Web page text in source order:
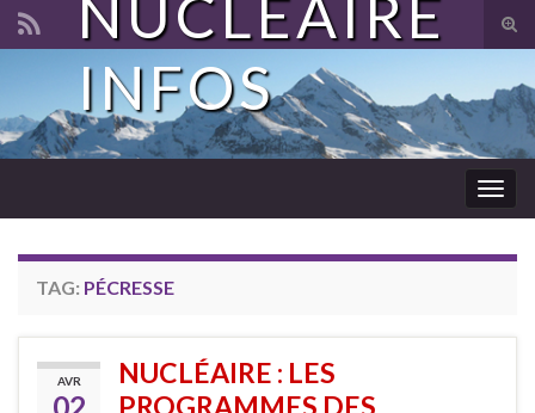
Search for:
NUCLÉAIRE
INFOS
TAG: PÉCRESSE
AVR
NUCLÉAIRE : LES
PROGRAMMES DES